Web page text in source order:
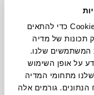
אנחנו משתמשים בקובצי Cookie כדי להתאים
תכונות של מדיה
המשתמשים שלנו.
על אופן השימוש
מתחומי המדיה
גורמים אלה